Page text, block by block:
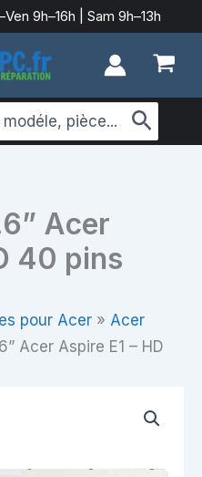
9h–16h | Sam 9h–13h
Acer
40 pins
pour Acer » Acer
Acer Aspire E1 – HD